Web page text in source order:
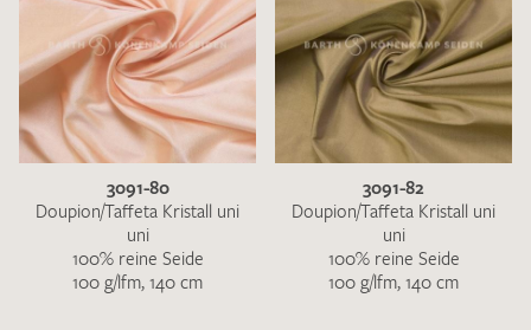
3091-80
Doupion/Taffeta Kristall uni
uni
100% reine Seide
100 g/lfm, 140 cm
3091-82
Doupion/Taffeta Kristall uni
uni
100% reine Seide
100 g/lfm, 140 cm